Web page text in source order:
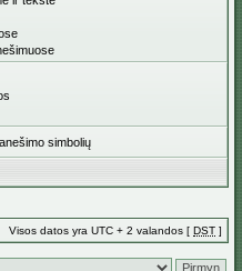
simbolių
Visos datos yra UTC + 2 valandos [ DST ]